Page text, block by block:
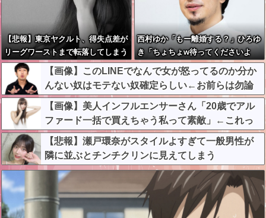
【悲報】東京ヤクルト、得失点差が
リーグワーストまで転落してしまう
西村ゆか「もー離婚する？」ひろゆ
き「ちょちょw待ってくださいよ
ー」←これさぁ
【画像】このLINEでなんで女が怒ってるのか分か
んない奴はモテない奴確定らしい←お前らは勿論
わかるよな？？？？？？？
【画像】美人インフルエンサーさん「20歳でアル
ファード一括で買えちゃう私って素敵」←これっ
てガチなん？それともネタなん？w w w w w w w w
w
【悲報】瀬戸環奈がスタイルよすぎて一般男性が
隣に並ぶとチンチクリンに見えてしまう